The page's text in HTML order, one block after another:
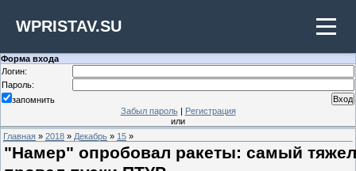
WPRISTAV.SU
Форма входа
Логин:
Пароль:
запомнить
Забыл пароль| Регистрация
или
Главная » 2018 » Декабрь » 15 »
"Намер" опробовал ракеты: самый